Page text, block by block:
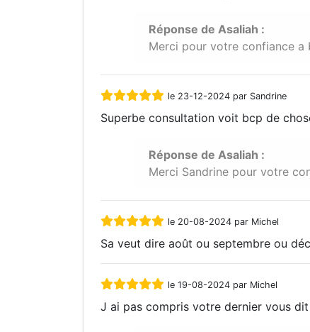
Réponse de Asaliah :
Merci pour votre confiance a
le 23-12-2024 par Sandrine
Superbe consultation voit bcp de
Réponse de Asaliah :
Merci Sandrine pour votre
le 20-08-2024 par Michel
Sa veut dire août ou septembre ou
le 19-08-2024 par Michel
J ai pas compris votre dernier vous